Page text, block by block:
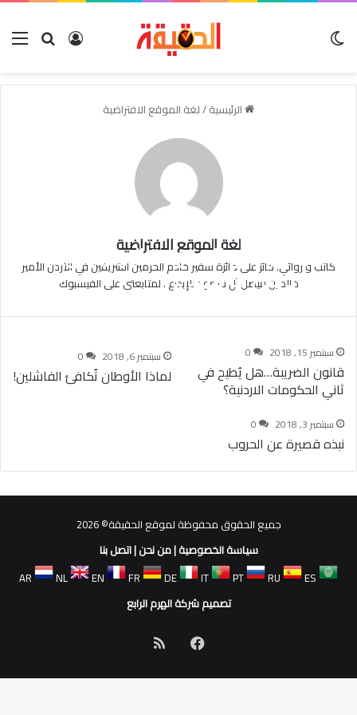
بحث عنتسجيل
الرئيسية/لغة الموقع الافتراضية
لغة الموقع الافتراضية
كاتب و روائي. حائز على جائزة سفير خادم الحرمين الشريفين في الأردن الأمير
خالد بن فيصل آل سعود للإبداع . لمتابعتى على الفيسبوك
كيف يمكن للحكومة الاردنية أن
تخرج من مأزقها…!
سبتمبر 15, 2018 0
قانون الضريبة…هل يُطيح في
ثاني الحكومات الاردنية؟
سبتمبر 6, 2018 0
لماذا الأوطان تُكافئ الفاشلين!
سبتمبر 3, 2018 0
نبذه قصيرة عن الحروب
جميع الحقوق محفوظة لموقع الحقيقة© 2026
سياسة الخصوصية|من نحن|اتصل بنا
AR
NL EN FR DE IT PT RU
ES
تصميم شركة الهرم الرابع
فيسبوك
الموقع